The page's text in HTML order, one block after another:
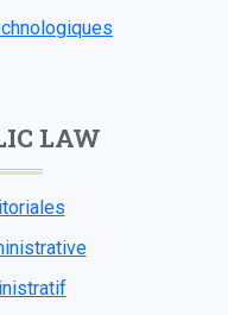
LAW